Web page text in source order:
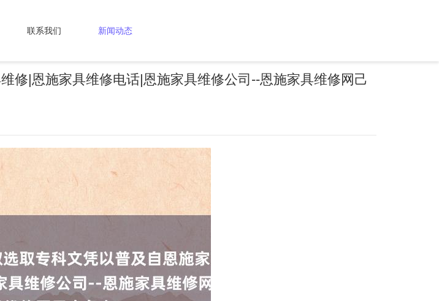
联系我们 新闻动态
修|恩施家具维修电话|恩施家具维修公司--恩施家具维修网己